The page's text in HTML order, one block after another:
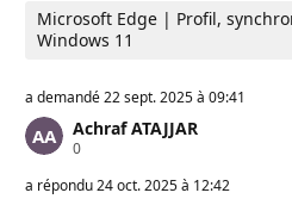
Microsoft Edge | Profil,
Windows 11
a demandé22 sept. 2025 à 09:41
Achraf ATAJJAR
0P
i
a répondu24 oct. 2025 à 12:42